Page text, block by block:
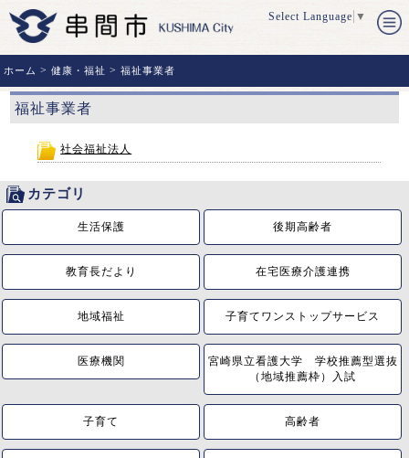
Select Language ▼
ホーム >健康・福祉 >福祉事業者
福祉事業者
社会福祉法人
カテゴリ
生活保護 後期高齢者
教育長だより 在宅医療介護連携
地域福祉 子育てワンストップサービス
医療機関
宮崎県立看護大学 学校推薦型選抜
（地域推薦枠）入試
子育て 高齢者